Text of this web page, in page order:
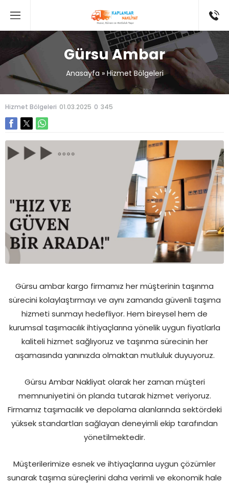
Gürsu Ambar
Anasayfa » Hizmet Bölgeleri
Hizmet Bölgeleri 01.03.2025 0 345
Gürsu ambar kargo firmamız her müşterinin taşınma
sürecini kolaylaştırmayı ve aynı zamanda güvenli taşıma
hizmeti sunmayı hedefliyor. Hem bireysel hem de
kurumsal taşımacılık ihtiyaçlarına yönelik uygun fiyatlarla
kaliteli hizmet sağlıyoruz ve taşınma sürecinin her
aşamasında yanınızda olmaktan mutluluk duyuyoruz.
Gürsu Ambar Nakliyat olarak her zaman müşteri
memnuniyetini ön planda tutarak hizmet veriyoruz.
Firmamız taşımacılık ve depolama alanlarında sektördeki
yüksek standartları sağlayan deneyimli ekip tarafından
yönetilmektedir.
Müşterilerimize esnek ve ihtiyaçlarına uygun çözümler
sunarak taşıma süreçlerini daha verimli ve ekonomik hale